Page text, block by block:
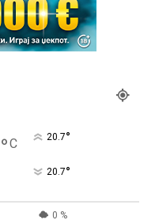
°C 20.7°
20.7°
0 %